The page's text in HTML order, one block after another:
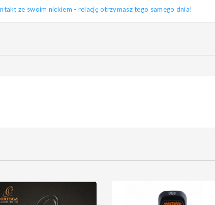
ze swoim nickiem - relację otrzymasz tego samego dnia!